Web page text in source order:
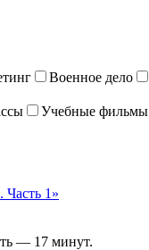
Военное дело
Учебные фильмы
1»
— 17 минут.